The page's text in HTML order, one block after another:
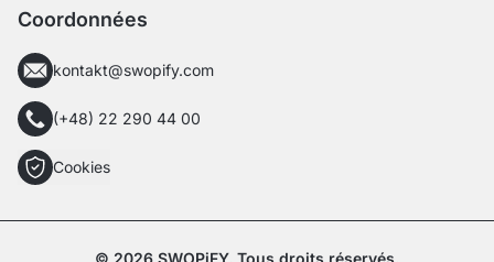
Coordonnées
kontakt@swopify.com
(+48) 22 290 44 00
Cookies
© 2026 SWOPiFY. Tous droits réservés.